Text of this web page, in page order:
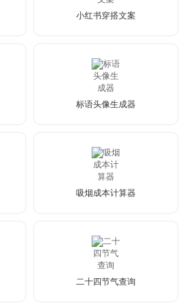
小红书穿搭文案
标语头像生成器
吸烟成本计算器
二十四节气查询